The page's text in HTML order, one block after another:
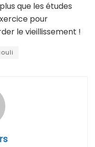
que les études
pour
le vieillissement !